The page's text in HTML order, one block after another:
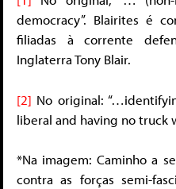
democracy”. Blairites é
filiadas à corrente
Inglaterra Tony Blair.
[2] No original:
liberal and having no truck
*Na imagem: Caminho a
contra as forças semi-